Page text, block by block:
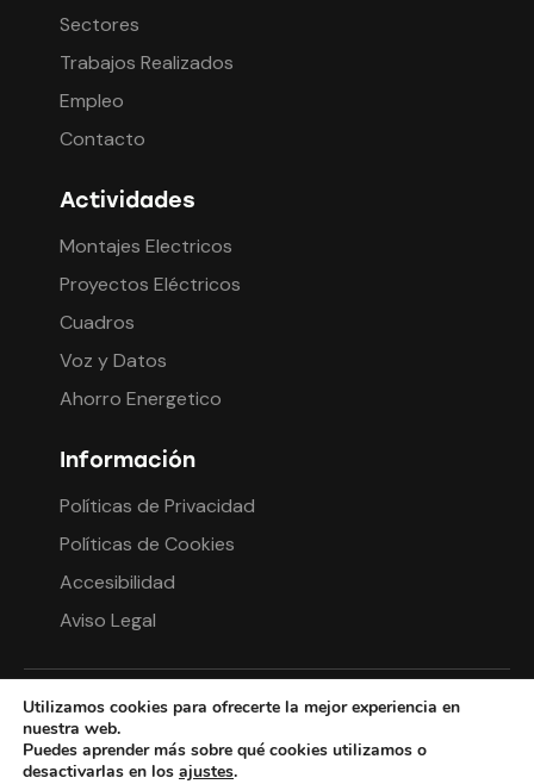
Sectores
Trabajos Realizados
Empleo
Contacto
Actividades
Montajes Electricos
Proyectos Eléctricos
Cuadros
Voz y Datos
Ahorro Energetico
Información
Políticas de Privacidad
Políticas de Cookies
Accesibilidad
Aviso Legal
DEL MECANISMO DE RECUPERACIÓN Y RESILIENCIA
Utilizamos cookies para ofrecerte la mejor experiencia en
nuestra web.
Puedes aprender más sobre qué cookies utilizamos o
desactivarlas en los ajustes.